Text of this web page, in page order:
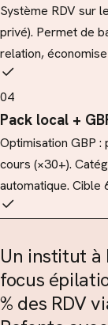
Système RDV sur
privé). Permet de
relation,
04
Pack local +
Optimisation GBP
cours (×30+).
automatique. Cible
Un institut à
focus
% des RDV